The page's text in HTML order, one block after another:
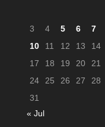
3
4 5 6 7
10
11 12 13 14
17
18 19 20 21
24
25 26 27 28
31
« Jul